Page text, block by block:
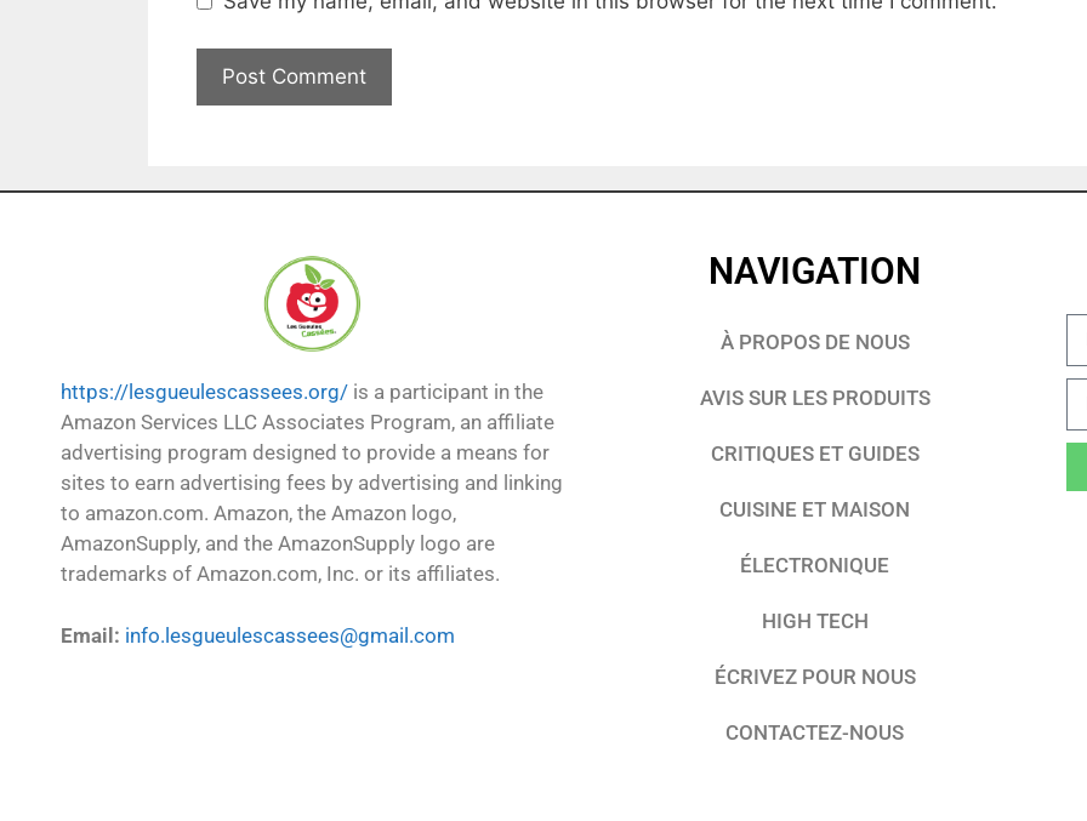
https://lesgueulescassees.org/ is a participant in the
Amazon Services LLC Associates Program, an affiliate
advertising program designed to provide a means for
sites to earn advertising fees by advertising and linking
to amazon.com. Amazon, the Amazon logo,
AmazonSupply, and the AmazonSupply logo are
trademarks of Amazon.com, Inc. or its affiliates.
Email: info.lesgueulescassees@gmail.com
NAVIGATION
À PROPOS DE NOUS
AVIS SUR LES PRODUITS
CRITIQUES ET GUIDES
CUISINE ET MAISON
ÉLECTRONIQUE
HIGH TECH
ÉCRIVEZ POUR NOUS
CONTACTEZ-NOUS